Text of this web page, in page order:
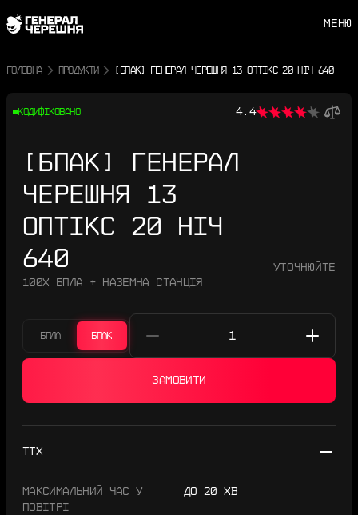
МЕНЮ
ГОЛОВНА ПРОДУКТИ [БПАК] ГЕНЕРАЛ ЧЕРЕШНЯ 13 ОПТІКС 20 НІЧ 640
КОДИФІКОВАНО 4.4
[БПАК] ГЕНЕРАЛ
ЧЕРЕШНЯ 13
ОПТІКС 20 НІЧ
640
Уточнюйте
100Х БПЛА + НАЗЕМНА СТАНЦІЯ
ТТХ
МАКСИМАЛЬНИЙ ЧАС У
ПОВІТРІ
ДО 20 ХВ
БПЛА БПАК
ЗАМОВИТИ